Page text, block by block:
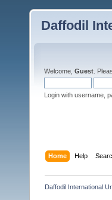
Daffodil
Welcome, Guest .
Login with username,
Home Help
Daffodil International